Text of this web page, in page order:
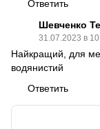
Ответить
Шевченко
31.07.2023 в
Найкращий, для
водянистий
Ответить